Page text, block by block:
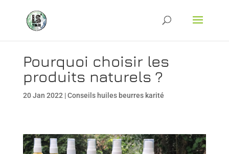
Pourquoi choisir les
produits naturels ?
20 Jan 2022 |Conseils huiles beurres karité